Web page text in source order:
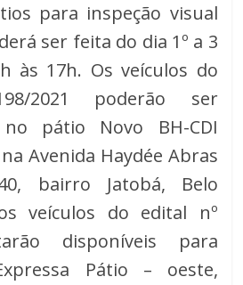
para inspeção visual
ser feita do dia 1º a 3
às 17h. Os veículos do
2021 poderão ser
no pátio Novo BH-CDI
Avenida Haydée Abras
bairro Jatobá, Belo
veículos do edital nº
disponíveis para
Pátio – oeste,